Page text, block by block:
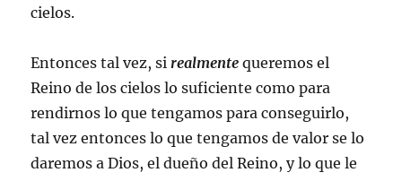
cielos.
Entonces tal vez, si realmente queremos el
Reino de los cielos lo suficiente como para
rendirnos lo que tengamos para conseguirlo,
tal vez entonces lo que tengamos de valor se lo
daremos a Dios, el dueño del Reino, y lo que le